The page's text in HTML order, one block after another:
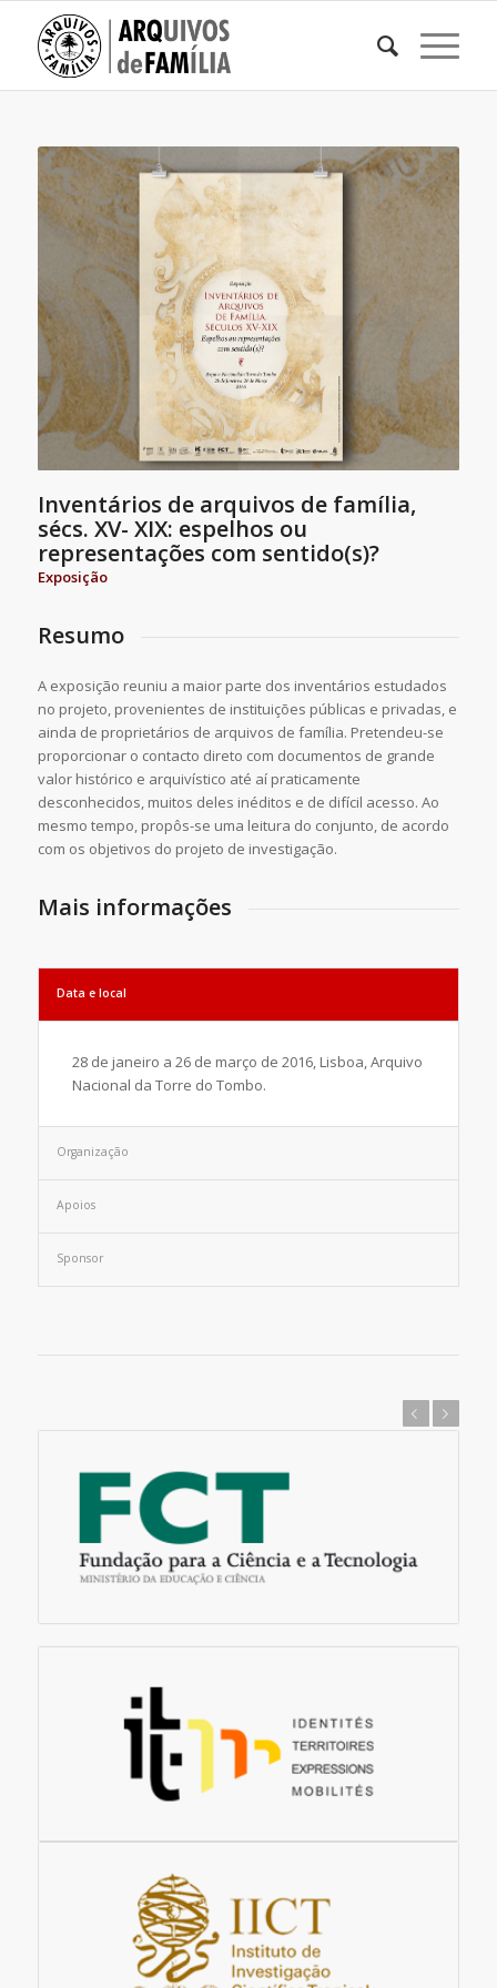
Inventários de arquivos de família,
sécs. XV- XIX: espelhos ou
representações com sentido(s)?
Exposição
Resumo
A exposição reuniu a maior parte dos inventários estudados
no projeto, provenientes de instituições públicas e privadas, e
ainda de proprietários de arquivos de família. Pretendeu-se
proporcionar o contacto direto com documentos de grande
valor histórico e arquivístico até aí praticamente
desconhecidos, muitos deles inéditos e de difícil acesso. Ao
mesmo tempo, propôs-se uma leitura do conjunto, de acordo
com os objetivos do projeto de investigação.
Mais informações
Data e local
28 de janeiro a 26 de março de 2016, Lisboa, Arquivo
Nacional da Torre do Tombo.
Organização
Apoios
Sponsor